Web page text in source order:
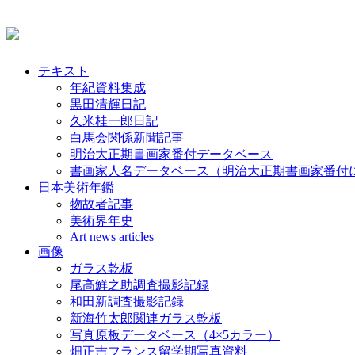
テキスト
年紀資料集成
黒田清輝日記
久米桂一郎日記
白馬会関係新聞記事
明治大正期書画家番付データベース
書画家人名データベース（明治大正期書画家番付
日本美術年鑑
物故者記事
美術界年史
Art news articles
画像
ガラス乾板
尾高鮮之助調査撮影記録
和田新調査撮影記録
新海竹太郎関連ガラス乾板
写真原板データベース（4×5カラー）
畑正吉フランス留学期写真資料